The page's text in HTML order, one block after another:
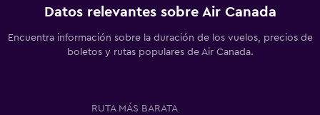
Datos relevantes sobre Air Canada
Encuentra información sobre la duración de los vuelos, precios de
boletos y rutas populares de Air Canada.
RUTA MÁS BARATA